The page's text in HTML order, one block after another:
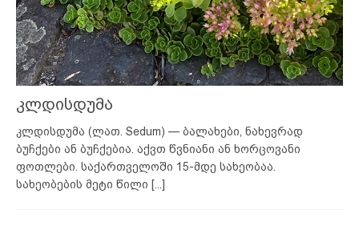
კლდისდუმა
კლდისდუმა (ლათ. Sedum) — ბალახები, ნახევრად
ბუჩქები ან ბუჩქებია. აქვთ წვნიანი ან ხორცოვანი
ფოთლები. საქართველოში 15-მდე სახეობაა.
სახეობების მეტი წილი [...]